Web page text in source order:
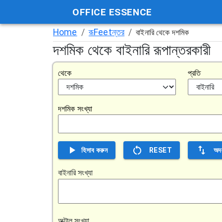
OFFICE ESSENCE
Home / রূFeetন্তর / বাইনারি থেকে দশমিক
দশমিক থেকে বাইনারি রূপান্তরকারী
থেকে প্রতি
দশমিক সংখ্যা
হিসাব করুন RESET
বাইনারি সংখ্যা